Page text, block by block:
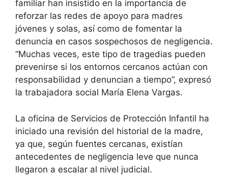
familiar han insistido en la importancia de
reforzar las redes de apoyo para madres
jóvenes y solas, así como de fomentar la
denuncia en casos sospechosos de negligencia.
“Muchas veces, este tipo de tragedias pueden
prevenirse si los entornos cercanos actúan con
responsabilidad y denuncian a tiempo”, expresó
la trabajadora social María Elena Vargas.
La oficina de Servicios de Protección Infantil ha
iniciado una revisión del historial de la madre,
ya que, según fuentes cercanas, existían
antecedentes de negligencia leve que nunca
llegaron a escalar al nivel judicial.